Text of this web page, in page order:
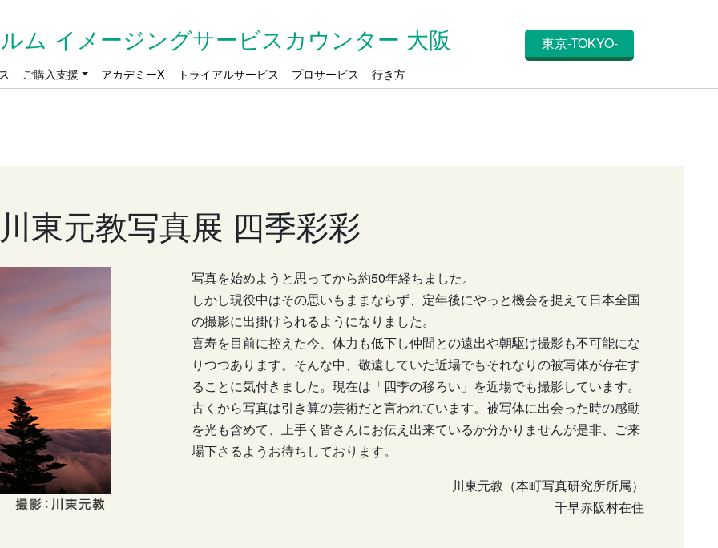
ム イメージングサービスカウンター 大阪 東京-TOKYO-
ご購入支援 アカデミーX トライアルサービス プロサービス 行き方
東元教写真展 四季彩彩
写真を始めようと思ってから約50年経ちました。
しかし現役中はその思いもままならず、定年後にやっと機会を捉えて日本全国
の撮影に出掛けられるようになりました。
喜寿を目前に控えた今、体力も低下し仲間との遠出や朝駆け撮影も不可能にな
りつつあります。そんな中、敬遠していた近場でもそれなりの被写体が存在す
ることに気付きました。現在は「四季の移ろい」を近場でも撮影しています。
古くから写真は引き算の芸術だと言われています。被写体に出会った時の感動
を光も含めて、上手く皆さんにお伝え出来ているか分かりませんが是非、ご来
場下さるようお待ちしております。
川東元教（本町写真研究所所属）
千早赤阪村在住